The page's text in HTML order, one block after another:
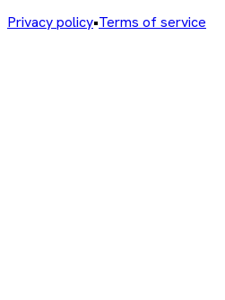
Privacy policy•Terms of service